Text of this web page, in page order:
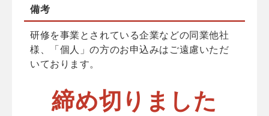
備考
研修を事業とされている企業などの同業他社
様、「個人」の方のお申込みはご遠慮いただ
いております。
締め切りました